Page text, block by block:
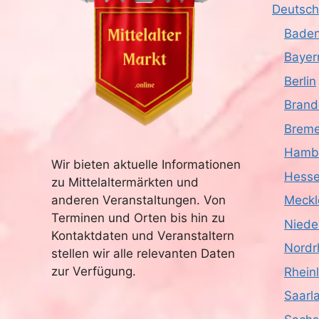
Wir bieten aktuelle Informationen
zu Mittelaltermärkten und
anderen Veranstaltungen. Von
Terminen und Orten bis hin zu
Kontaktdaten und Veranstaltern
stellen wir alle relevanten Daten
zur Verfügung.
Berlin